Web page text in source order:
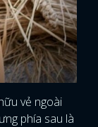
vẻ ngoài
phía sau là